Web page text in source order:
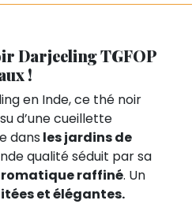
Darjeeling TGFOP
!
en Inde, ce thé noir
d’une cueillette
dans les jardins de
qualité séduit par sa
raffiné. Un
et élégantes.